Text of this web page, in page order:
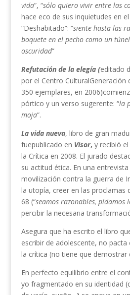
vida”, “sólo quiero vivir entre las
hace eco de sus inquietudes en
“Deshabitado”: “siente hasta las
boquete en el pecho como un
oscuridad”
Refutación de la elegía (editado
por el Centro CulturalGeneración
350 ejemplares, en
pórtico y un verso sugerente: “la
moja”.
La vida nueva, libro de gran
fuepublicado en Visor, y recibió
la Crítica en 2008. El jurado
su actitud ética. En una
movilización contra la guerra de
la utopía, creer en las proclamas
68 (“seamos razonables, pidamos
percibir la necesaria
Asegura que ha escrito el libro
escribir de adolescente, no
la crítica (no tiene que demostrar
En perfecto equilibrio entre el
yo fragmentado en su identidad